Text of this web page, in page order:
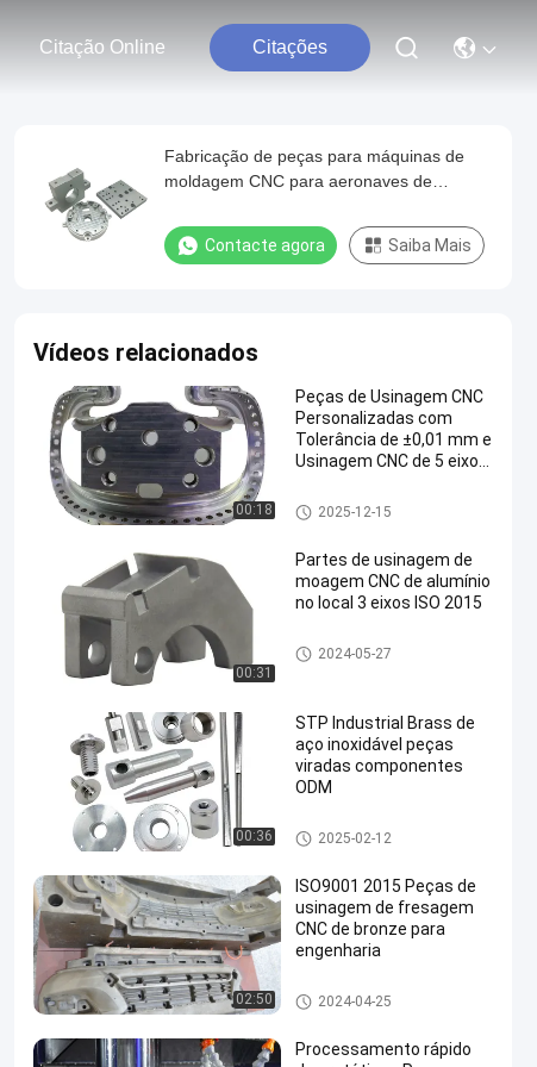
Citação Online Citações
Fabricação de peças para máquinas de
moldagem CNC para aeronaves de
Contacte agora Saiba Mais
Vídeos relacionados
00:18
Peças de Usinagem CNC
Personalizadas com
Tolerância de ±0,01 mm e
Usinagem CNC de 5 eixos
9001:2015
Peças fazendo à máquina de t
rituração do CNC
2025-12-15
00:31
Partes de usinagem de
moagem CNC de alumínio
no local 3 eixos ISO 2015
Peças fazendo à máquina de t
rituração do CNC
2024-05-27
00:36
STP Industrial Brass de
aço inoxidável peças
viradas componentes
ODM
Partes de usinagem por torne
amento CNC
2025-02-12
02:50
ISO9001 2015 Peças de
usinagem de fresagem
CNC de bronze para
engenharia
Peças fazendo à máquina de t
rituração do CNC
2024-04-25
Processamento rápido